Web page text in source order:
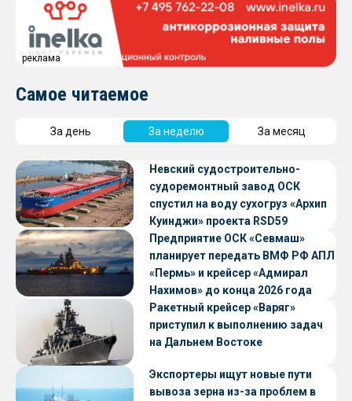
реклама
Самое читаемое
За день За неделю За месяц
Невский судостроительно-
судоремонтный завод ОСК
спустил на воду сухогруз «Архип
Куинджи» проекта RSD59
Предприятие ОСК «Севмаш»
планирует передать ВМФ РФ АПЛ
«Пермь» и крейсер «Адмирал
Нахимов» до конца 2026 года
Ракетный крейсер «Варяг»
приступил к выполнению задач
на Дальнем Востоке
Экспортеры ищут новые пути
вывоза зерна из-за проблем в